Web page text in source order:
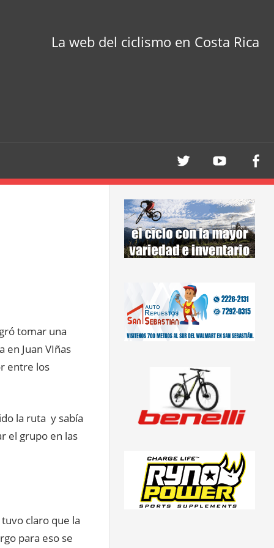
La web del ciclismo en Costa Rica
tomar una
Juan VIñas
entre los
la ruta y sabía
el grupo en las
claro que la
para eso se